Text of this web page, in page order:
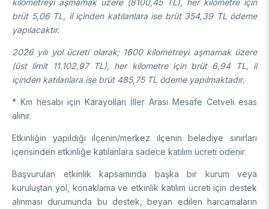
kilometreyi aşmamak üzere (8100,45 TL), her kilometre için
brüt 5,06 TL, il içinden katılanlara ise brüt 354,39 TL ödeme
yapılacaktır.
2026 yılı yol ücreti olarak; 1600 kilometreyi aşmamak üzere
(üst limit 11.102,97 TL), her kilometre için brüt 6,94 TL, il
içinden katılanlara ise brüt 485,75 TL ödeme yapılmaktadır.
* Km hesabı için Karayolları İller Arası Mesafe Cetveli esas
alınır.
Etkinliğin yapıldığı ilçenin/merkez ilçenin belediye sınırları
içerisinden etkinliğe katılanlara sadece katılım ücreti ödenir.
Başvurulan etkinlik kapsamında başka bir kurum veya
kuruluştan yol, konaklama ve etkinlik katılım ücreti için destek
alınması durumunda bu destek, beyan edilen harcamaların